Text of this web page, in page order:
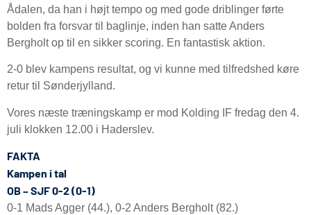
Ådalen, da han i højt tempo og med gode driblinger førte
bolden fra forsvar til baglinje, inden han satte Anders
Bergholt op til en sikker scoring. En fantastisk aktion.
2-0 blev kampens resultat, og vi kunne med tilfredshed køre
retur til Sønderjylland.
Vores næste træningskamp er mod Kolding IF fredag den 4.
juli klokken 12.00 i Haderslev.
FAKTA
Kampen i tal
OB – SJF 0-2 (0-1)
0-1 Mads Agger (44.), 0-2 Anders Bergholt (82.)